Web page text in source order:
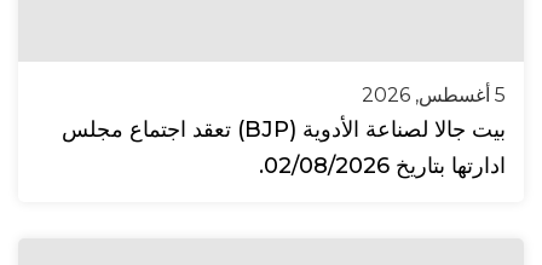
5 أغسطس, 2026
بيت جالا لصناعة الأدوية (BJP) تعقد اجتماع مجلس
ادارتها بتاريخ 02/08/2026.